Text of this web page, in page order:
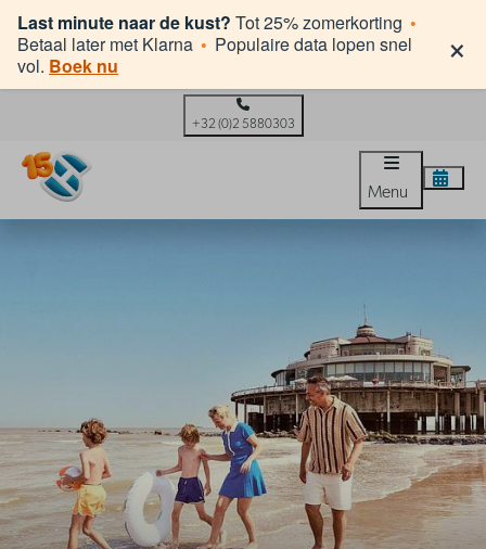
Last minute naar de kust? Tot 25% zomerkorting •
Betaal later met Klarna • Populaire data lopen snel
vol. Boek nu ×
+32 (0)2 5880303
Menu